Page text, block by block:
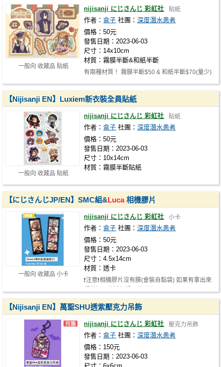
一般向 收藏品 貼紙
nijisanji にじさんじ 彩虹社 貼紙
作者：盒子 社團：深度潛水患者
價格：50元
發售日期：2023-06-03
尺寸：14x10cm
材質：霧膜半斷&和紙半斷
有兩種材質！ 霧膜半斷$50 & 和紙半斷$70(量少)
一般向 收藏品 貼紙
【Nijisanji EN】Luxiem新衣裝全員貼紙
nijisanji にじさんじ 彩虹社 貼紙
作者：盒子 社團：深度潛水患者
價格：50元
發售日期：2023-06-03
尺寸：10x14cm
材質：霧膜半斷貼紙
一般向 收藏品 小卡
【にじさんじJP/EN】SMC組&Luca相機膠片
nijisanji にじさんじ 彩虹社 小卡
作者：盒子 社團：深度潛水患者
價格：50元
發售日期：2023-06-03
尺寸：4.5x14cm
材質：透卡
❗️注意❗️相機膠片沒有膜(會裝自黏袋) 如果有拿出來
【Nijisanji EN】萬聖SHU透紫壓克力吊飾
nijisanji にじさんじ 彩虹社 壓克力吊飾
作者：盒子 社團：深度潛水患者
價格：150元
發售日期：2023-06-03